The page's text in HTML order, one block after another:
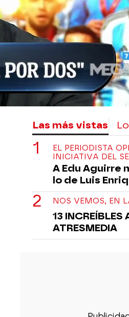
Las más vistas
EL PERIODISTA
INICIATIVA DEL
A Edu Aguirre
lo de Luis
NOS VEMOS, EN
13 INCREÍBLES
ATRESMEDIA